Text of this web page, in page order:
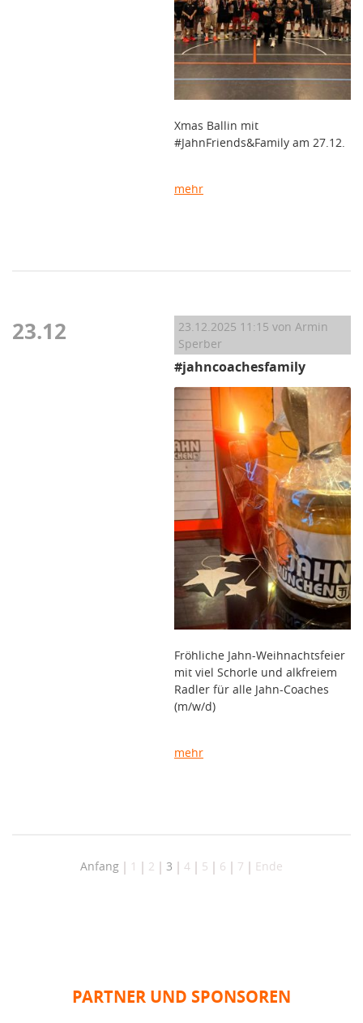
Xmas Ballin mit
#JahnFriends&Family am 27.12.
mehr
23.12 23.12.2025 11:15 von Armin
Sperber
#jahncoachesfamily
Fröhliche Jahn-Weihnachtsfeier
mit viel Schorle und alkfreiem
Radler für alle Jahn-Coaches
(m/w/d)
mehr
Anfang 1 2 3 4 5 6 7 Ende
PARTNER UND SPONSOREN